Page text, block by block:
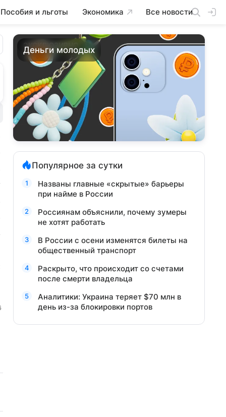
Пособия и льготы Экономика Все новости
ЭКСКЛЮЗИВНО
Деньги молодых
Популярное за сутки
Названы главные «скрытые» барьеры
при найме в России
Россиянам объяснили, почему зумеры
не хотят работать
В России с осени изменятся билеты на
общественный транспорт
Раскрыто, что происходит со счетами
после смерти владельца
Аналитики: Украина теряет $70 млн в
день из-за блокировки портов